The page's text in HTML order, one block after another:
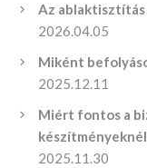
Az ablaktisztítás
2026.04.05
Miként
2025.12.11
Miért fontos a
2025.11.30